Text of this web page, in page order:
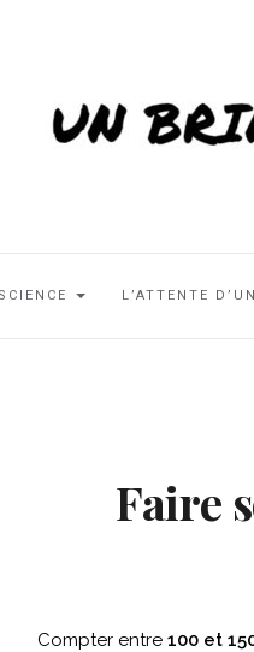
L’ATTENTE
Faire
Compter entre 100 et